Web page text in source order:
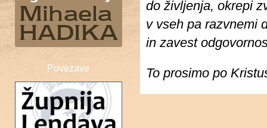
Povezave
do življenja, okrepi
v vseh pa razvnemi
in zavest
To prosimo po